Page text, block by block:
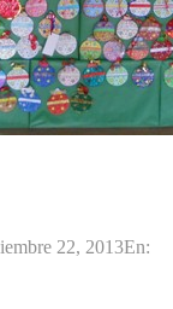
22, 2013En: